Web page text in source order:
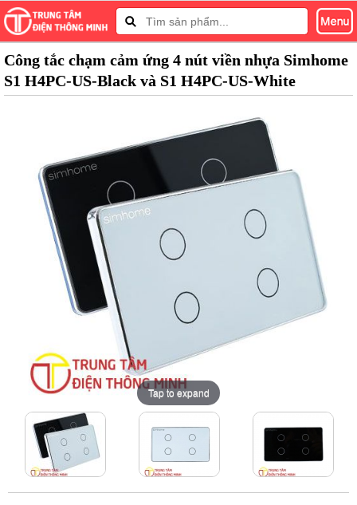
Công tắc chạm cảm ứng 4 nút viền nhựa Simhome
S1 H4PC-US-Black và S1 H4PC-US-White
Tap to expand
Tap to expand
Tap to expand